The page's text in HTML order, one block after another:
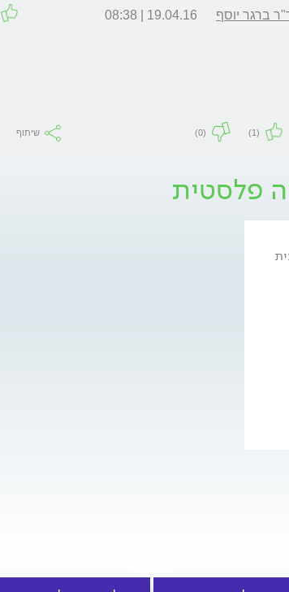
ברגר יוסף 19.04.16 | 08:38
(1)
(0) שיתוף
פלסטית